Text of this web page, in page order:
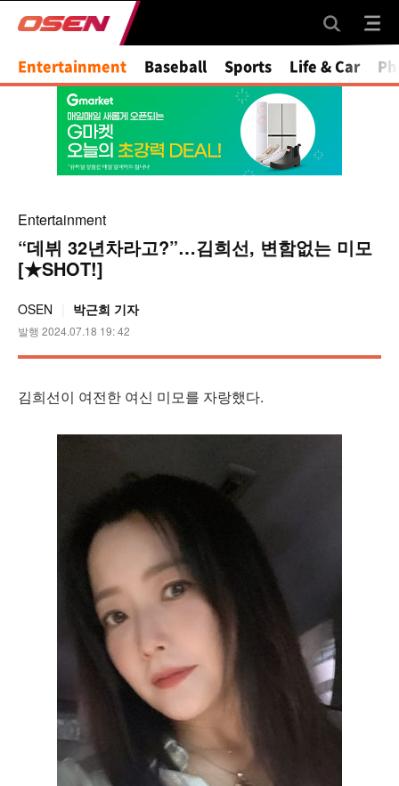
Entertainment Baseball Sports Life & Car
Entertainment
“데뷔 32년차라고?”…김희선, 변함없는 미모
[★SHOT!]
OSEN 박근희 기자
발행 2024.07.18 19: 42
김희선이 여전한 여신 미모를 자랑했다.